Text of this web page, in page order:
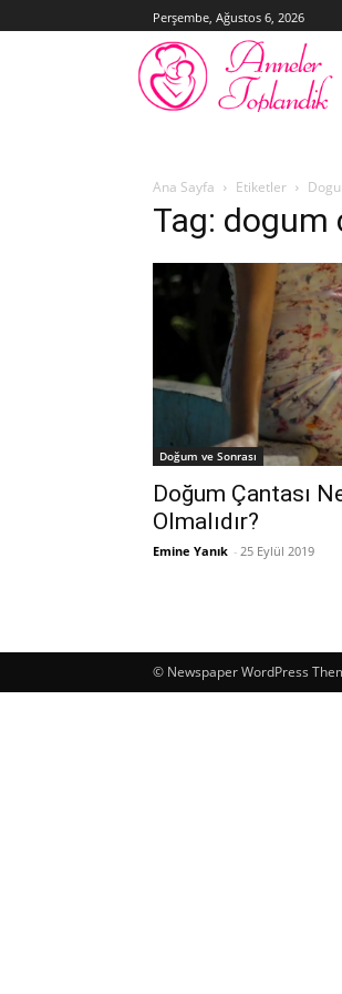
Perşembe, Ağustos 6, 2026
Ana Sayfa Etiketler
Tag: dogum
Doğum ve Sonrası
Doğum Çantası
Olmalıdır?
Emine Yanık - 25 Eylül 2019
© Newspaper WordPress